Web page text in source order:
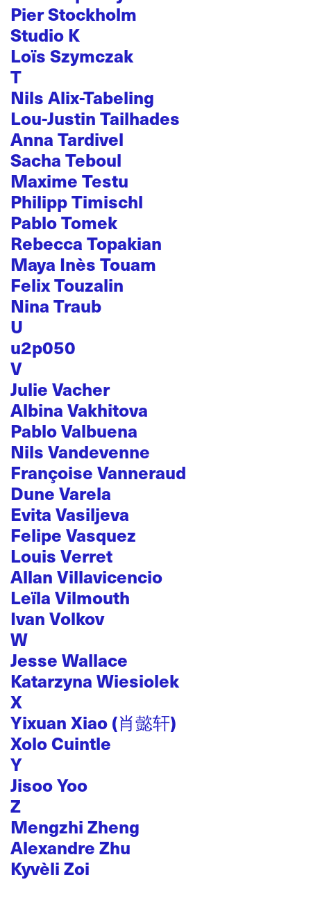
Pier Stockholm
Studio K
Loïs Szymczak
T
Nils Alix-Tabeling
Lou-Justin Tailhades
Anna Tardivel
Sacha Teboul
Maxime Testu
Philipp Timischl
Pablo Tomek
Rebecca Topakian
Maya Inès Touam
Felix Touzalin
Nina Traub
U
u2p050
V
Julie Vacher
Albina Vakhitova
Pablo Valbuena
Nils Vandevenne
Françoise Vanneraud
Dune Varela
Evita Vasiljeva
Felipe Vasquez
Louis Verret
Allan Villavicencio
Leïla Vilmouth
Ivan Volkov
W
Jesse Wallace
Katarzyna Wiesiolek
X
Yixuan Xiao (肖懿轩)
Xolo Cuintle
Y
Jisoo Yoo
Z
Mengzhi Zheng
Alexandre Zhu
Kyvèli Zoi